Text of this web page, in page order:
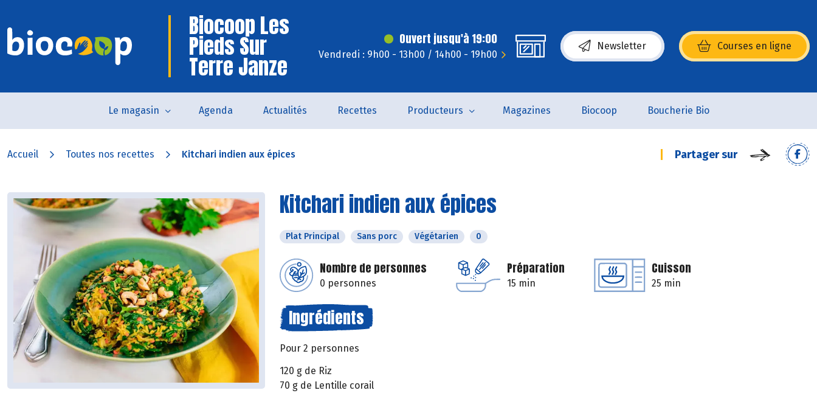
Biocoop Les
Pieds Sur
Terre Janze
Ouvert jusqu'à 19:00
Vendredi : 9h00 - 13h00 / 14h00 - 19h00
Newsletter Courses en ligne
(s’ouvre dans une nouvelle fenêtre)
Le magasin Agenda Actualités Recettes Producteurs Magazines Biocoop Boucherie Bio
Accueil Toutes nos recettes Kitchari indien aux épices Partager sur
Kitchari indien aux épices
Plat Principal Sans porc Végétarien 0
Nombre de personnes
0 personnes
Préparation
15 min
Cuisson
25 min
Ingrédients
Pour 2 personnes
120 g de Riz
70 g de Lentille corail